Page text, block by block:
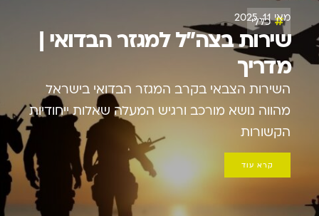
כללי מאי 11, 2025
שירות בצה”ל למגזר הבדואי |
מדריך
השירות הצבאי בקרב המגזר הבדואי בישראל
מהווה נושא מורכב ורגיש המעלה שאלות ייחודיות
הקשורות
קרא עוד